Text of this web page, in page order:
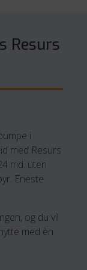
Resurs
i
med Resurs
md. uten
Eneste
og du vil
med èn